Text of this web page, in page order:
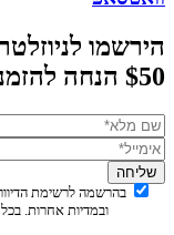
הירשמו
$50 הנחה להזמנה באתר
שליחה
בהרשמה לרשימת
ובמדיות אחרות.